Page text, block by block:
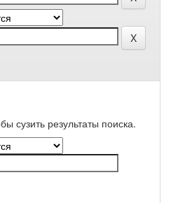
сузить результаты поиска.